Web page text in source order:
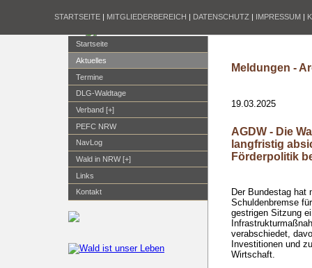
STARTSEITE | MITGLIEDERBEREICH | DATENSCHUTZ | IMPRESSUM |
Startseite
Aktuelles
Termine
DLG-Waldtage
Verband [+]
PEFC NRW
NavLog
Wald in NRW [+]
Links
Kontakt
Meldungen -
19.03.2025
AGDW - Die
langfristig
Förderpolitik
Der Bundestag hat
Schuldenbremse
gestrigen Sitzung
verabschiedet,
Investitionen und
Wirtschaft.